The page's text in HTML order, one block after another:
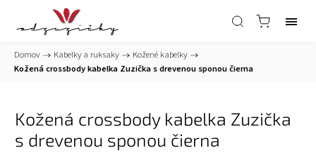
Domov / Kabelky a ruksaky / Kožené kabelky /
Kožená crossbody kabelka Zuzička s drevenou sponou čierna
Kožená crossbody kabelka Zuzička
s drevenou sponou čierna